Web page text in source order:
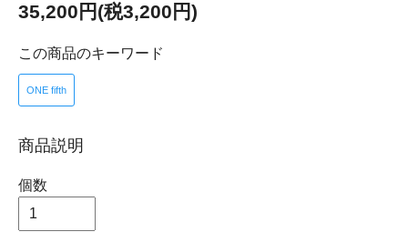
35,200円(税3,200円)
この商品のキーワード
ONE fifth
商品説明
個数